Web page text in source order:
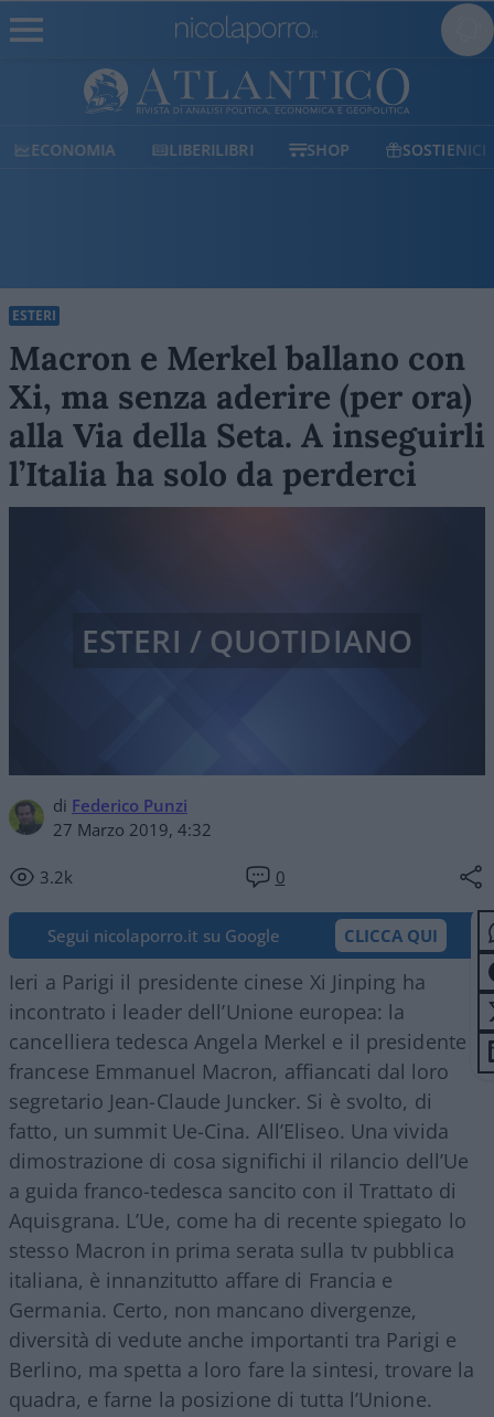
ECONOMIA LIBERILIBRI SHOP SOSTIENICI
ESTERI
Macron e Merkel ballano con
Xi, ma senza aderire (per ora)
alla Via della Seta. A inseguirli
l’Italia ha solo da perderci
di Federico Punzi
27 Marzo 2019, 4:32
3.2k 0
ESTERI / QUOTIDIANO
Segui nicolaporro.it su Google CLICCA QUI
Ieri a Parigi il presidente cinese Xi Jinping ha
incontrato i leader dell’Unione europea: la
cancelliera tedesca Angela Merkel e il presidente
francese Emmanuel Macron, affiancati dal loro
segretario Jean-Claude Juncker. Si è svolto, di
fatto, un summit Ue-Cina. All’Eliseo. Una vivida
dimostrazione di cosa significhi il rilancio dell’Ue
a guida franco-tedesca sancito con il Trattato di
Aquisgrana. L’Ue, come ha di recente spiegato lo
stesso Macron in prima serata sulla tv pubblica
italiana, è innanzitutto affare di Francia e
Germania. Certo, non mancano divergenze,
diversità di vedute anche importanti tra Parigi e
Berlino, ma spetta a loro fare la sintesi, trovare la
quadra, e farne la posizione di tutta l’Unione.